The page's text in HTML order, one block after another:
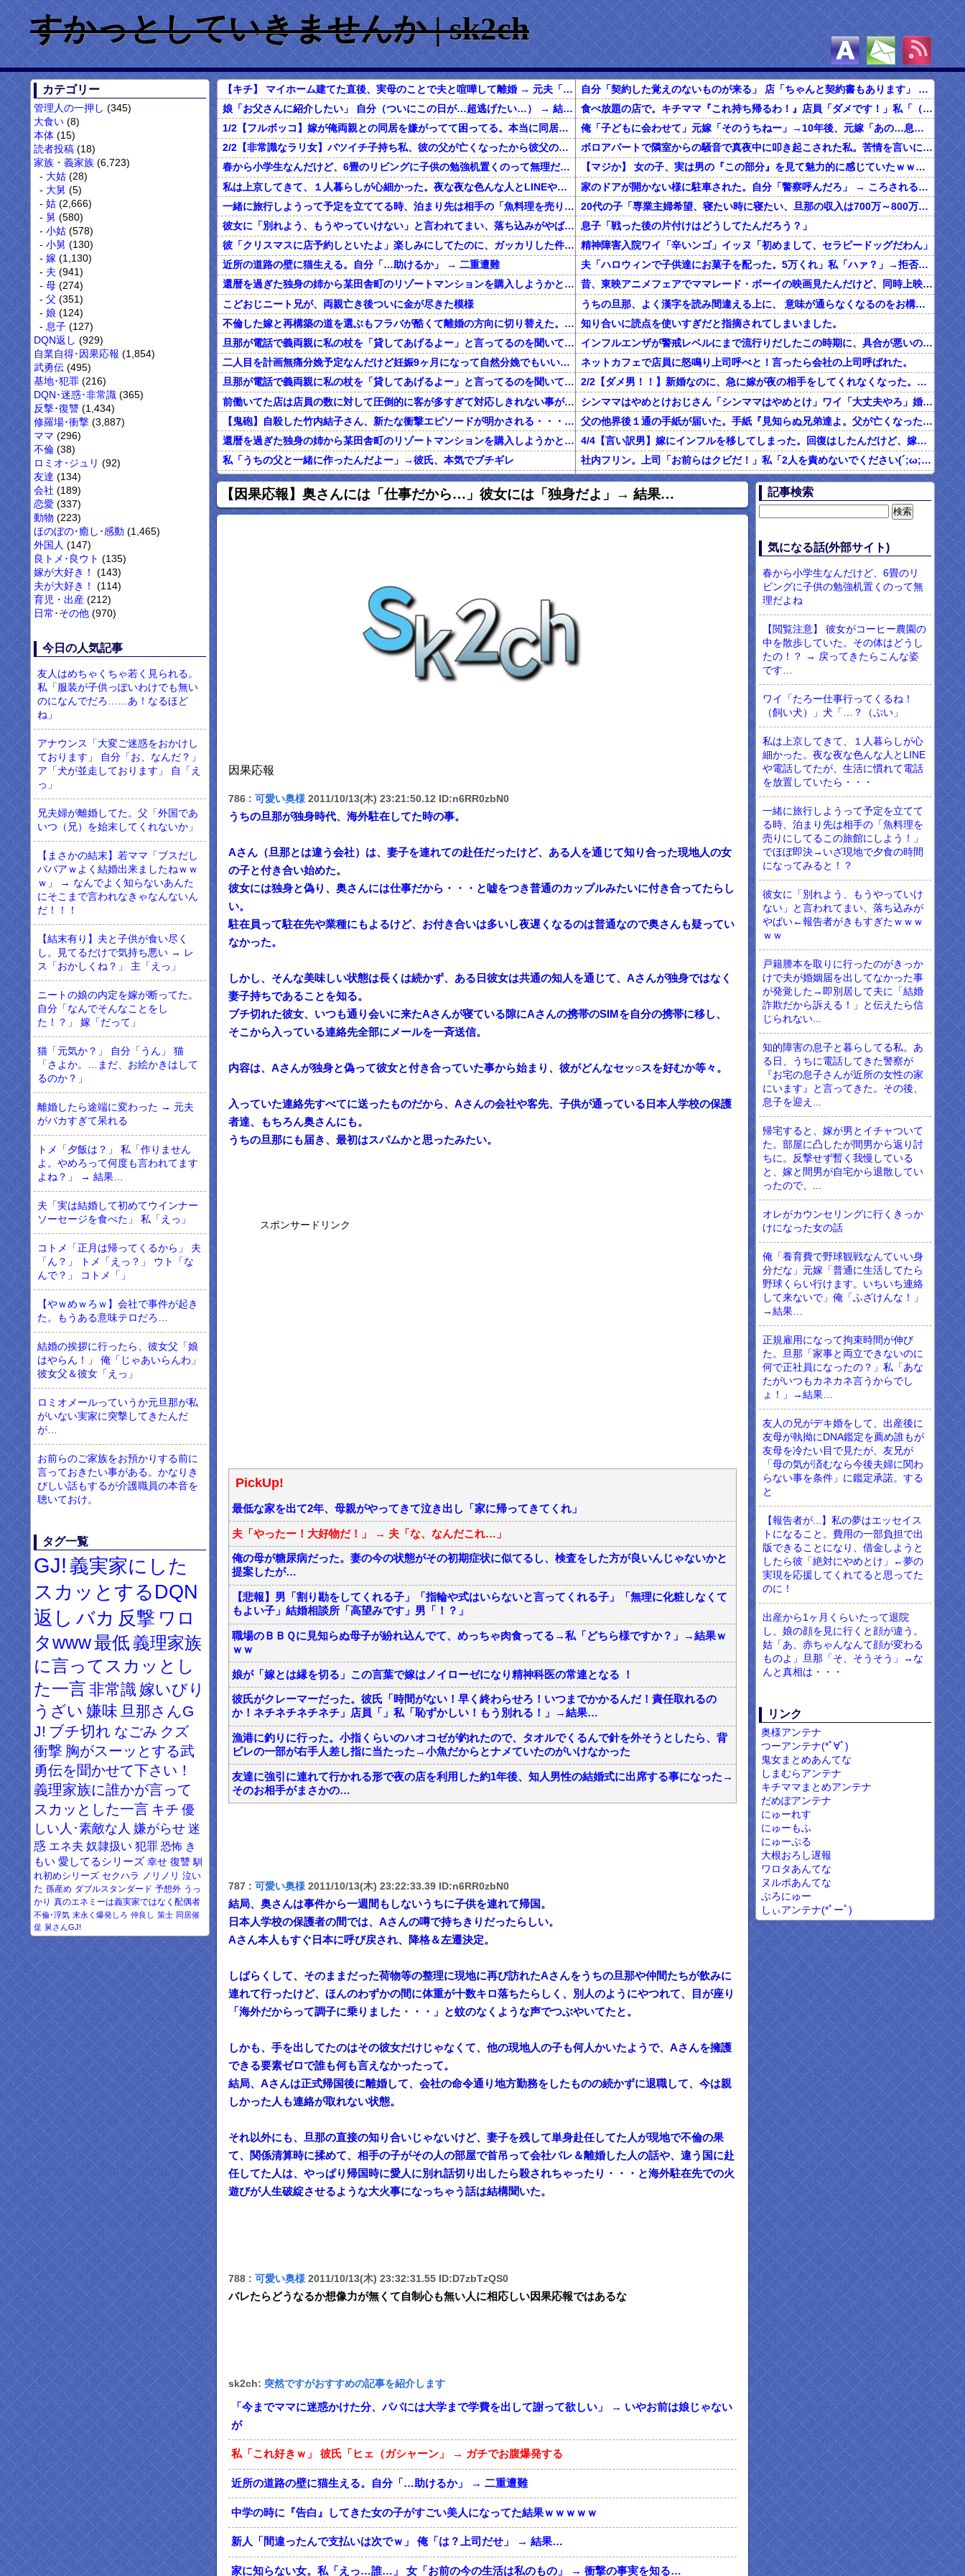
すかっとしていきませんか | sk2ch
カテゴリー
管理人の一押し (345)
大食い (8)
本体 (15)
読者投稿 (18)
家族・義家族 (6,723)
大姑(28)
大舅 (5)
姑(2,666)
舅 (580)
小姑(578)
小舅 (130)
嫁(1,130)
夫 (941)
母(274)
父 (351)
娘 (124)
息子(127)
DQN返し (929)
自業自得･因果応報 (1,854)
武勇伝 (495)
基地･犯罪 (216)
DQN･迷惑･非常識 (365)
反撃･復讐 (1,434)
修羅場･衝撃 (3,887)
ママ (296)
不倫 (38)
ロミオ･ジュリ (92)
友達 (134)
会社 (189)
恋愛 (337)
動物 (223)
ほのぼの･癒し･感動 (1,465)
外国人 (147)
良トメ･良ウト (135)
嫁が大好き！
(143)
夫が大好き！
(114)
育児・出産 (212)
日常･その他 (970)
今日の人気記事
友人はめちゃくちゃ若く見られる。
私「服装が子供っぽいわけでも無い
のになんでだろ……あ！なるほど
ね」
アナウンス「大変ご迷惑をおかけし
ております」 自分「お、なんだ？」
ア「犬が並走しております」 自「え
っ」
兄夫婦が離婚してた。父「外国であ
いつ（兄）を始末してくれないか」
【まさかの結末】若ママ「ブスだし
ババアｗよく結婚出来ましたねｗｗ
ｗ」 → なんでよく知らないあんた
にそこまで言われなきゃなんないん
だ！！！
【結末有り】夫と子供が食い尽く
し。見てるだけで気持ち悪い → レ
ス「おかしくね？」 主「えっ」
ニートの娘の内定を嫁が断ってた。
自分「なんでそんなことをし
た！？」 嫁「だって」
猫「元気か？」 自分「うん」 猫
「さよか。…まだ、お絵かきはして
るのか？」
離婚したら途端に変わった → 元夫
がバカすぎて呆れる
トメ「夕飯は？」 私「作りません
よ。やめろって何度も言われてます
よね？」 → 結果…
夫「実は結婚して初めてウインナー
ソーセージを食べた」 私「えっ」
コトメ「正月は帰ってくるから」 夫
「ん？」 トメ「えっ？」 ウト「な
んで？」 コトメ「」
【やｗめｗろｗ】会社で事件が起き
た。もうある意味テロだろ…
結婚の挨拶に行ったら、彼女父「娘
はやらん！」 俺「じゃあいらんわ」
彼女父＆彼女「えっ」
ロミオメールっていうか元旦那が私
がいない実家に突撃してきたんだ
が…
お前らのご家族をお預かりする前に
言っておきたい事がある。かなりき
びしい話もするが介護職員の本音を
聴いておけ。
タグ一覧
GJ! 義実家にした
スカッとするDQN
返し バカ 反撃 ワロ
タwww最低 義理家族
に言ってスカッとし
た一言 非常識 嫁いびり
うざい 嫌味 旦那さんG
J! ブチ切れ なごみ クズ
衝撃 胸がスーッとする武
勇伝を聞かせて下さい！
義理家族に誰かが言って
スカッとした一言 キチ 優
しい人･素敵な人 嫌がらせ 迷
惑 エネ夫 奴隷扱い 犯罪 恐怖 き
もい 愛してるシリーズ 幸せ 復讐 馴
れ初めシリーズ セクハラ ノリノリ 泣い
た 孫産め ダブルスタンダード 予想外 うっ
かり 真のエネミーは義実家ではなく配偶者
不倫･浮気 末永く爆発しろ 仲良し 策士 同居催
促 舅さんGJ!
【キチ】 マイホーム建てた直後、実母のことで夫と喧嘩して離婚 → 元夫「妊娠した！」 私「は？」
娘「お父さんに紹介したい」 自分（ついにこの日が…超逃げたい…） → 結果…
1/2【フルボッコ】嫁が俺両親との同居を嫌がってて困ってる。本当に同居するなら離婚も辞さない勢い。実家で暮らせば嫁も楽になるんだぞ？俺の親を安心させてやりたいと思わないのか？
2/2【非常識なラリ女】バツイチ子持ち私、彼の父が亡くなったから彼父の職場に問い合わせて葬儀に行った。香典3000円あげるね！→私の姿に気づいた彼母が私を差して「この泥棒猫！」と
春から小学生なんだけど、6畳のリビングに子供の勉強机置くのって無理だよね
私は上京してきて、１人暮らしが心細かった。夜な夜な色んな人とLINEや電話してたが、生活に慣れて電話を放置していたら・・・
一緒に旅行しようって予定を立ててる時、泊まり先は相手の「魚料理を売りにしてるこの旅館にしよう！」でほぼ即決→いざ現地で夕食の時間になってみると！？
彼女に「別れよう、もうやっていけない」と言われてまい、落ち込みがやばい←報告者がきもすぎたｗｗｗｗｗ
彼「クリスマスに店予約しといたよ」楽しみにしてたのに、ガッカリした件ｗｗｗｗｗ
近所の道路の壁に猫生える。自分「…助けるか」 → 二重遭難
還暦を過ぎた独身の姉から某田舎町のリゾートマンションを購入しようかと思うと相談された
こどおじニート兄が、両親亡き後ついに金が尽きた模様
不倫した嫁と再構築の道を選ぶもフラバが酷くて離婚の方向に切り替えた。しかし親まで召喚して抵抗する嫁を見てるうちに「俺もすればいいじゃん」という結...
旦那が電話で義両親に私の杖を「貸してあげるよー」と言ってるのを聞いてしまった
二人目を計画無痛分娩予定なんだけど妊娠9ヶ月になって自然分娩でもいいかなって思うようになってきた
旦那が電話で義両親に私の杖を「貸してあげるよー」と言ってるのを聞いてしまった
前働いてた店は店員の数に対して圧倒的に客が多すぎて対応しきれない事がしょっちゅうあった
【鬼砲】自殺した竹内結子さん、新たな衝撃エピソードが明かされる・・・これは・・・
還暦を過ぎた独身の姉から某田舎町のリゾートマンションを購入しようかと思うと相談された
私「うちの父と一緒に作ったんだよー」→彼氏、本気でブチギレ
オレがカウンセリングに行くきっかけになった女の話
俺「養育費で野球観戦なんていい身分だな」元嫁「普通に生活してたら野球くらい行けます。いちいち連絡して来ないで」俺「ふざけんな！」→結果…
出産から1ヶ月くらいたって退院し、娘の顔を見に行くと顔が違う。姑「あ、赤ちゃんなんて顔が変わるものよ」旦那「そ、そうそう」→なんと真相は・・・
自分「契約した覚えのないものが来る」 店「ちゃんと契約書もあります」 → 旦那と確認した結果…
食べ放題の店で。キチママ『これ持ち帰るわ！』店員「ダメです！」私「（セコママだ！）」キチ『食べ放題だし持ち帰っても一緒よ！』 → すると突然...
俺「子どもに会わせて」元嫁「そのうちねー」→10年後、元嫁「あの…息子が…」
ボロアパートで隣室からの騒音で真夜中に叩き起こされた私。苦情を言いに行くと、DQNがビクビク震えながら一言ｗｗｗ
【マジか】 女の子、実は男の『この部分』を見て魅力的に感じていたｗｗｗｗｗｗｗｗ
家のドアが開かない様に駐車された。自分「警察呼んだろ」 → ころされるかと思った…
20代の子「専業主婦希望、寝たい時に寝たい、旦那の収入は700万～800万ぐらい。友達とランチ、ヨガ、エステ」→結果…
息子「戦った後の片付けはどうしてたんだろう？」
精神障害入院ワイ「辛いンゴ」イッヌ「初めまして、セラピードッグだわん」
夫「ハロウィンで子供達にお菓子を配った。5万くれ」私「ハァ？」→拒否したら離婚しようと言われ...
昔、東映アニメフェアでママレード・ボーイの映画見たんだけど、同時上映がスラムダンクとドラゴンボールだったんだよな。
うちの旦那、よく漢字を読み間違える上に、 意味が通らなくなるのをお構いなしにそのまま無理やり読もうとする。
知り合いに読点を使いすぎだと指摘されてしまいました。
インフルエンザが警戒レベルにまで流行りだしたこの時期に、具合が悪いのに頑なに病院に行こうとしない同居の義姉。
ネットカフェで店員に怒鳴り上司呼べと！言ったら会社の上司呼ばれた。
2/2【ダメ男！！】新婚なのに、急に嫁が夜の相手をしてくれなくなった。その代わり口ではしてくれるんだけど…仕事もちょくちょく休んでるみたいだし。これって真っ黒？？→結果…
シンママはやめとけおじさん「シンママはやめとけ」ワイ「大丈夫やろ」婚姻届け提出⇒結果！！
父の他界後１通の手紙が届いた。手紙『見知らぬ兄弟達よ。父が亡くなったそうだが我々は二千万ほどだけ貰えたら後は遺産は一切いらない。だからくれ』 → なんと…
4/4【言い訳男】嫁にインフルを移してしまった。回復はしたんだけど、嫁「こっちは病み上がりでフラフラしてるのにあんたはTV見て。手伝う気はないわけ？」→そりゃない事もないけど
社内フリン。上司「お前らはクビだ！」私「2人を責めないでください(´;ω;｀)私さえいなければいいんです」 みんな「！？」 → 狙い通りだった・・・
私「初めて飲む味だけどなんのお茶？」彼「ちっ！」私「」
【ネット騒然】惨殺されたタワマン頂き女子のこの動画、すげえええええｗｗｗｗｗｗｗｗｗｗｗ
百年の恋12-899 食べた量を張り合ってくる
【マジかよ】現役のヤクサ"が5chに降臨 → 衝撃の暴露を開始・・・！！！
【因果応報】奥さんには「仕事だから…」彼女には「独身だよ」→ 結果…
因果応報
786 : 可愛い奥様 2011/10/13(木) 23:21:50.12 ID:n6RR0zbN0
うちの旦那が独身時代、海外駐在してた時の事。
Aさん（旦那とは違う会社）は、妻子を連れての赴任だったけど、ある人を通じて知り合った現地人の女
の子と付き合い始めた。
彼女には独身と偽り、奥さんには仕事だから・・・と嘘をつき普通のカップルみたいに付き合ってたらし
い。
駐在員って駐在先や業種にもよるけど、お付き合いは多いし夜遅くなるのは普通なので奥さんも疑ってい
なかった。
しかし、そんな美味しい状態は長くは続かず、ある日彼女は共通の知人を通じて、Aさんが独身ではなく
妻子持ちであることを知る。
ブチ切れた彼女、いつも通り会いに来たAさんが寝ている隙にAさんの携帯のSIMを自分の携帯に移し、
そこから入っている連絡先全部にメールを一斉送信。
内容は、Aさんが独身と偽って彼女と付き合っていた事から始まり、彼がどんなセッ○スを好むか等々。
入っていた連絡先すべてに送ったものだから、Aさんの会社や客先、子供が通っている日本人学校の保護
者達、もちろん奥さんにも。
うちの旦那にも届き、最初はスパムかと思ったみたい。
スポンサードリンク
PickUp!
最低な家を出て2年、母親がやってきて泣き出し「家に帰ってきてくれ」
夫「やったー！大好物だ！」 → 夫「な、なんだこれ…」
俺の母が糖尿病だった。妻の今の状態がその初期症状に似てるし、検査をした方が良いんじゃないかと
提案したが…
【悲報】男「割り勘をしてくれる子」「指輪や式はいらないと言ってくれる子」「無理に化粧しなくて
もよい子」結婚相談所「高望みです」男「！？」
職場のＢＢＱに見知らぬ母子が紛れ込んでて、めっちゃ肉食ってる→私「どちら様ですか？」→結果ｗ
ｗｗ
娘が「嫁とは縁を切る」この言葉で嫁はノイローゼになり精神科医の常連となる ！
彼氏がクレーマーだった。彼氏「時間がない！早く終わらせろ！いつまでかかるんだ！責任取れるの
か！ネチネチネチネチ」店員「」私「恥ずかしい！もう別れる！」→結果…
漁港に釣りに行った。小指くらいのハオコゼが釣れたので、タオルでくるんで針を外そうとしたら、背
ビレの一部が右手人差し指に当たった→小魚だからとナメていたのがいけなかった
友達に強引に連れて行かれる形で夜の店を利用した約1年後、知人男性の結婚式に出席する事になった→
そのお相手がまさかの…
787 : 可愛い奥様 2011/10/13(木) 23:22:33.39 ID:n6RR0zbN0
結局、奥さんは事件から一週間もしないうちに子供を連れて帰国。
日本人学校の保護者の間では、Aさんの噂で持ちきりだったらしい。
Aさん本人もすぐ日本に呼び戻され、降格＆左遷決定。
しばらくして、そのままだった荷物等の整理に現地に再び訪れたAさんをうちの旦那や仲間たちが飲みに
連れて行ったけど、ほんのわずかの間に体重が十数キロ落ちたらしく、別人のようにやつれて、目が座り
「海外だからって調子に乗りました・・・」と蚊のなくような声でつぶやいてたと。
しかも、手を出してたのはその彼女だけじゃなくて、他の現地人の子も何人かいたようで、Aさんを擁護
できる要素ゼロで誰も何も言えなかったって。
結局、Aさんは正式帰国後に離婚して、会社の命令通り地方勤務をしたものの続かずに退職して、今は親
しかった人も連絡が取れない状態。
それ以外にも、旦那の直接の知り合いじゃないけど、妻子を残して単身赴任してた人が現地で不倫の果
て、関係清算時に揉めて、相手の子がその人の部屋で首吊って会社バレ＆離婚した人の話や、違う国に赴
任してた人は、やっぱり帰国時に愛人に別れ話切り出したら殺されちゃったり・・・と海外駐在先での火
遊びが人生破綻させるような大火事になっちゃう話は結構聞いた。
788 : 可愛い奥様 2011/10/13(木) 23:32:31.55 ID:D7zbTzQS0
バレたらどうなるか想像力が無くて自制心も無い人に相応しい因果応報ではあるな
sk2ch: 突然ですがおすすめの記事を紹介します
「今までママに迷惑かけた分、パパには大学まで学費を出して謝って欲しい」 → いやお前は娘じゃない
が
私「これ好きｗ」 彼氏「ヒェ（ガシャーン」 → ガチでお腹爆発する
近所の道路の壁に猫生える。自分「…助けるか」 → 二重遭難
中学の時に『告白』してきた女の子がすごい美人になってた結果ｗｗｗｗｗ
新人「間違ったんで支払いは次でｗ」 俺「は？上司だせ」 → 結果…
家に知らない女。私「えっ…誰…」 女「お前の今の生活は私のもの」 → 衝撃の事実を知る…
記事検索
気になる話(外部サイト)
春から小学生なんだけど、6畳のリ
ビングに子供の勉強机置くのって無
理だよね
【閲覧注意】 彼女がコーヒー農園の
中を散歩していた。その体はどうし
たの！？ → 戻ってきたらこんな姿
です…
ワイ「たろー仕事行ってくるね！
（飼い犬）」犬「…？（ぷい」
私は上京してきて、１人暮らしが心
細かった。夜な夜な色んな人とLINE
や電話してたが、生活に慣れて電話
を放置していたら・・・
一緒に旅行しようって予定を立てて
る時、泊まり先は相手の「魚料理を
売りにしてるこの旅館にしよう！」
でほぼ即決→いざ現地で夕食の時間
になってみると！？
彼女に「別れよう、もうやっていけ
ない」と言われてまい、落ち込みが
やばい←報告者がきもすぎたｗｗｗ
ｗｗ
戸籍謄本を取りに行ったのがきっか
けで夫が婚姻届を出してなかった事
が発覚した→即別居して夫に「結婚
詐欺だから訴える！」と伝えたら信
じられない...
知的障害の息子と暮らしてる私。あ
る日、うちに電話してきた警察が
『お宅の息子さんが近所の女性の家
にいます』と言ってきた。その後、
息子を迎え...
帰宅すると、嫁が男とイチャついて
た。部屋に凸したが間男から返り討
ちに。反撃せず暫く我慢している
と、嫁と間男が自宅から退散してい
ったので、...
オレがカウンセリングに行くきっか
けになった女の話
俺「養育費で野球観戦なんていい身
分だな」元嫁「普通に生活してたら
野球くらい行けます。いちいち連絡
して来ないで」俺「ふざけんな！」
→結果…
正規雇用になって拘束時間が伸び
た。旦那「家事と両立できないのに
何で正社員になったの？」私「あな
たがいつもカネカネ言うからでし
ょ！」→結果…
友人の兄がデキ婚をして、出産後に
友母が執拗にDNA鑑定を薦め誰もが
友母を冷たい目で見たが、友兄が
「母の気が済むなら今後夫婦に関わ
らない事を条件」に鑑定承諾。する
と
【報告者が...】私の夢はエッセイス
トになること。費用の一部負担で出
版できることになり、借金しようと
したら彼「絶対にやめとけ」←夢の
実現を応援してくれてると思ってた
のに！
出産から1ヶ月くらいたって退院
し、娘の顔を見に行くと顔が違う。
姑「あ、赤ちゃんなんて顔が変わる
ものよ」旦那「そ、そうそう」→な
んと真相は・・・
リンク
奥様アンテナ
つーアンテナ(*ﾟ∀ﾟ)
鬼女まとめあんてな
しまむらアンテナ
キチママまとめアンテナ
だめぽアンテナ
にゅーれす
にゅーもふ
にゅーぷる
大根おろし遅報
ワロタあんてな
ヌルポあんてな
ぶろにゅー
しぃアンテナ(*ﾟーﾟ)